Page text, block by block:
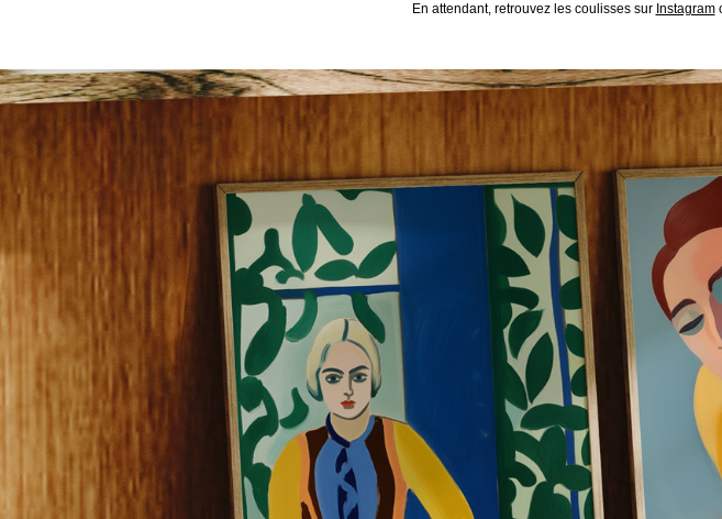
En attendant, retrouvez les coulisses sur Instagram